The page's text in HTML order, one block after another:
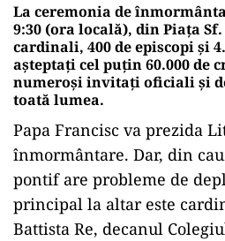
La ceremonia de
9:30 (ora locală), din Piața
cardinali, 400 de episcopi și
așteptați cel puțin 60.000 de
numeroși invitați oficiali și
toată lumea.
Papa Francisc va prezida
înmormântare. Dar, din
pontif are probleme de
principal la altar este
Battista Re, decanul